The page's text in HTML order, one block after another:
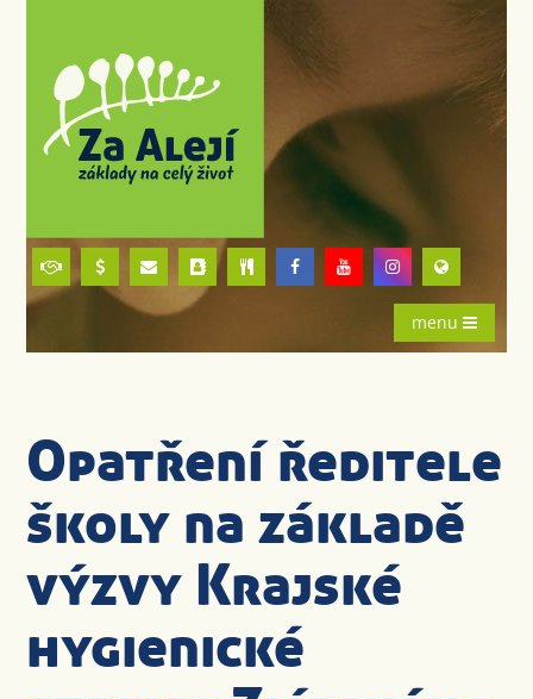
menu
Opatření ředitele
školy na základě
výzvy Krajské
hygienické